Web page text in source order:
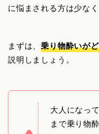
に悩まされる方は少なく
まずは、乗り物酔いが
説明しましょう。
大人になっ
まで乗り物